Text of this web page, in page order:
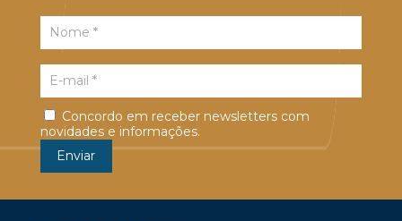
Concordo em receber newsletters com
novidades e informações.